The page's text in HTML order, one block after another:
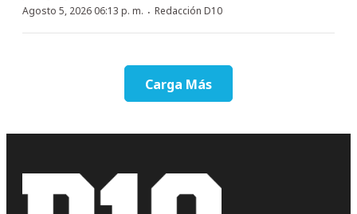
Agosto 5, 2026 06:13 p. m. · Redacción D10
Carga Más